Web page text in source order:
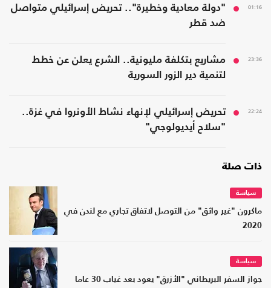
01:16
"دولة معادية وخطيرة".. تحريض إسرائيلي متواصل
ضد قطر
23:36
مشاريع بتكلفة مليونية.. الشرع يعلن عن خطط
لتنمية دير الزور السورية
22:24
تحريض إسرائيلي لإنهاء نشاط الأونروا في غزة..
"سلاح أيديولوجي"
ذات صلة
سياسة
ماكرون "غير واثق" من التوصل لاتفاق تجاري مع لندن في
2020
سياسة
جواز السفر البريطاني "الأزرق" يعود بعد غياب 30 عاما